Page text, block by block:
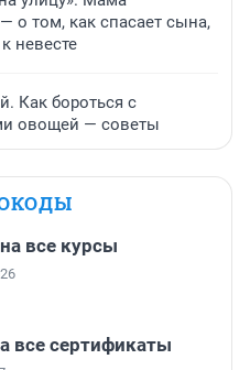
о том, как спасает сына,
невесте
Как бороться с
овощей — советы
все курсы
все сертификаты